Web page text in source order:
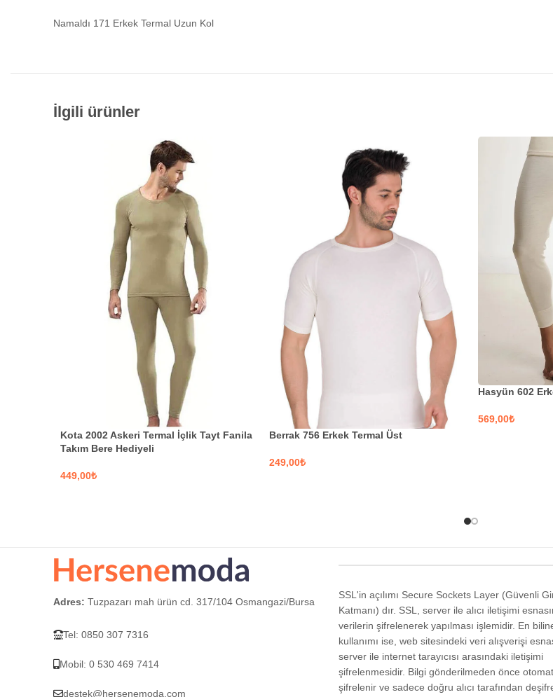
Namaldı 171 Erkek Termal Uzun Kol
İlgili ürünler
Kota 2002 Askeri Termal İçlik Tayt Fanila
Takım Bere Hediyeli
₺
Berrak 756 Erkek Termal Üst
₺
Hasyün 602
₺
Adres: Tuzpazarı mah ürün cd. 317/104 Osmangazi/Bursa
Tel: 0850 307 7316
Mobil: 0 530 469 7414
destek@hersenemoda.com
SSL'in açılımı Secure Sockets Layer (Güvenli
Katmanı) dır. SSL, server ile alıcı iletişimi
verilerin şifrelenerek yapılması işlemidir. En
kullanımı ise, web sitesindeki veri alışverişi
server ile internet tarayıcısı arasındaki iletişimi
şifrelenmesidir. Bilgi gönderilmeden önce
şifrelenir ve sadece doğru alıcı tarafından